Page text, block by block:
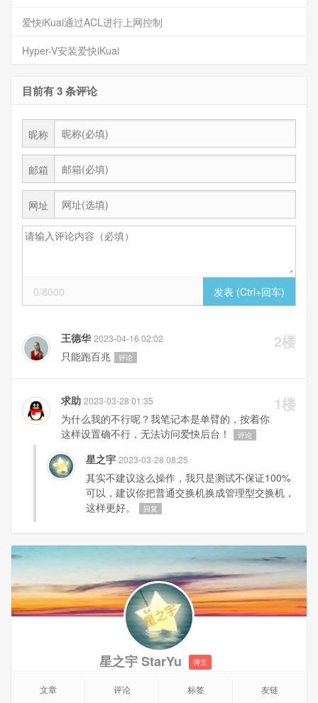
爱快iKuai通过ACL进行上网控制
Hyper-V安装爱快iKuai
目前有 3 条评论
昵称
邮箱
网址
0/8000
王德华 2023-04-16 02:02 2楼
只能跑百兆 评论
求助 2023-03-28 01:35 1楼
为什么我的不行呢？我笔记本是单臂的，按着你
这样设置确不行，无法访问爱快后台！
评论
星之宇 2023-03-28 08:25
其实不建议这么操作，我只是测试不保证100%
可以，建议你把普通交换机换成管理型交换机，
这样更好。
回复
星之宇 StarYu 博主
文章 评论 标签 友链